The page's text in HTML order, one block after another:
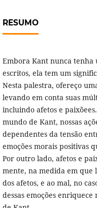
RESUMO
Embora Kant nunca tenha
escritos, ela tem um
Nesta palestra, ofereço
levando em conta suas
incluindo afetos e
mundo de Kant, nossas
dependentes da tensão
emoções morais positivas
Por outro lado, afetos e
mente, na medida em que
dos afetos, e ao mal, no
dessas emoções